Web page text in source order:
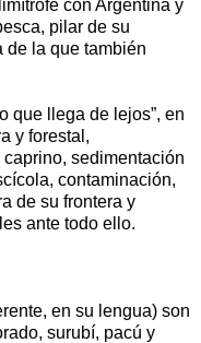
con Argentina y
pilar de su
de la que también
que llega de lejos”, en
y forestal,
sedimentación
contaminación,
de su frontera y
ante todo ello.
en su lengua) son
surubí, pacú y